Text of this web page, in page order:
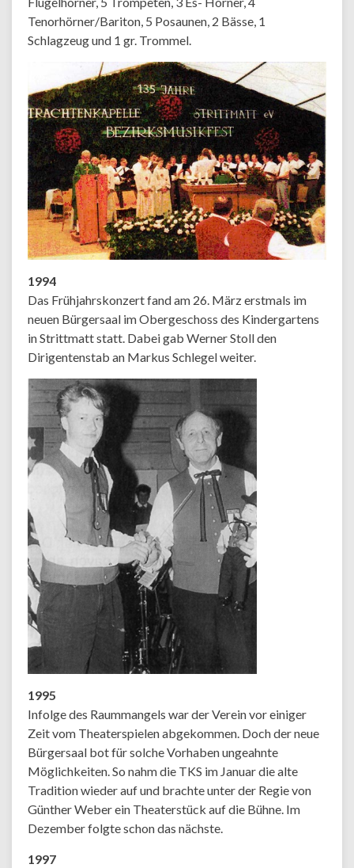
Tenorhörner/Bariton, 5 Posaunen, 2 Bässe, 1
Schlagzeug und 1 gr. Trommel.
1994
Das Frühjahrskonzert fand am 26. März erstmals im
neuen Bürgersaal im Obergeschoss des Kindergartens
in Strittmatt statt. Dabei gab Werner Stoll den
Dirigentenstab an Markus Schlegel weiter.
1995
Infolge des Raummangels war der Verein vor einiger
Zeit vom Theaterspielen abgekommen. Doch der neue
Bürgersaal bot für solche Vorhaben ungeahnte
Möglichkeiten. So nahm die TKS im Januar die alte
Tradition wieder auf und brachte unter der Regie von
Günther Weber ein Theaterstück auf die Bühne. Im
Dezember folgte schon das nächste.
1997